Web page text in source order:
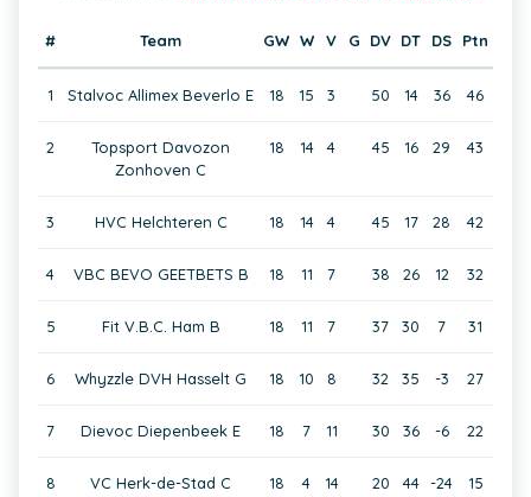
# Team GW W V G DV DT DS Ptn
1 Stalvoc Allimex Beverlo E 18 15 3 50 14 36 46
2
Topsport Davozon
Zonhoven C
18 14 4 45 16 29 43
3 HVC Helchteren C 18 14 4 45 17 28 42
4 VBC BEVO GEETBETS B 18 11 7 38 26 12 32
5 Fit V.B.C. Ham B 18 11 7 37 30 7 31
6 Whyzzle DVH Hasselt G 18 10 8 32 35 -3 27
7 Dievoc Diepenbeek E 18 7 11 30 36 -6 22
8 VC Herk-de-Stad C 18 4 14 20 44 -24 15